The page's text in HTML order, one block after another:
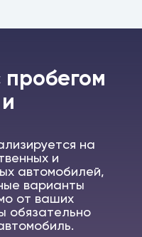
на
и
автомобилей,
варианты
от ваших
обязательно